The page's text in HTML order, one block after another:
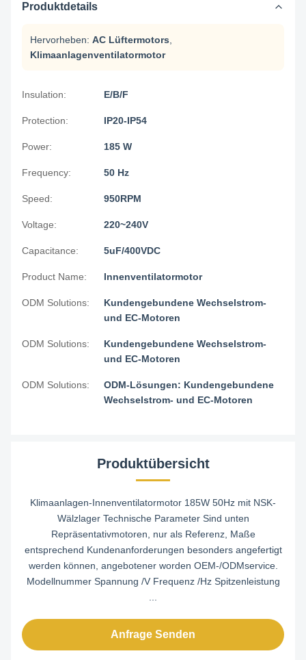
Produktdetails
Hervorheben: AC Lüftermotors
Klimaanlagenventilatormotor
Insulation: E/B/F
Protection: IP20-IP54
Power: 185 W
Frequency: 50 Hz
Speed: 950RPM
Voltage: 220~240V
Capacitance: 5uF/400VDC
Product Name: Innenventilatormotor
ODM Solutions:
Kundengebundene Wechselstrom-
und EC-Motoren
ODM Solutions:
Kundengebundene Wechselstrom-
und EC-Motoren
ODM Solutions:
ODM-Lösungen: Kundengebundene
Wechselstrom- und EC-Motoren
Produktübersicht
Klimaanlagen-Innenventilatormotor 185W 50Hz mit NSK-
Wälzlager Technische Parameter Sind unten
Repräsentativmotoren, nur als Referenz, Maße
entsprechend Kundenanforderungen besonders angefertigt
werden können, angebotener worden OEM-/ODMservice.
Modellnummer Spannung /V Frequenz /Hz Spitzenleistung
Anfrage Senden